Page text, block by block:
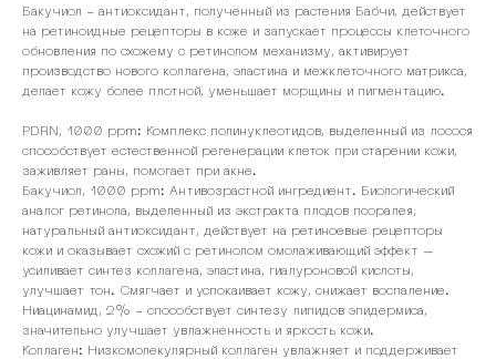
Бакучиол - антиоксидант, полученный из растения Бабчи, действует
на ретиноидные рецепторы в коже и запускает процессы клеточного
обновления по схожему с ретинолом механизму, активирует
производство нового коллагена, эластина и межклеточного матрикса,
делает кожу более плотной, уменьшает морщины и пигментацию.
PDRN, 1000 ppm: Комплекс полинуклеотидов, выделенный из лосося
способствует естественной регенерации клеток при старении кожи,
заживляет раны, помогает при акне.
Бакучиол, 1000 ppm: Антивозрастной ингредиент. Биологический
аналог ретинола, выделенный из экстракта плодов псоралея,
натуральный антиоксидант, действует на ретиноевые рецепторы
кожи и оказывает схожий с ретинолом омолаживающий эффект –
усиливает синтез коллагена, эластина, гиалуроновой кислоты,
улучшает тон. Смягчает и успокаивает кожу, снижает воспаление.
Ниацинамид, 2% - способствует синтезу липидов эпидермиса,
значительно улучшает увлажненность и яркость кожи.
Коллаген: Низкомолекулярный коллаген увлажняет и поддерживает